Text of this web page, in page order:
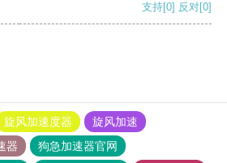
支持[0] 反对[0]
旋风加速度器
旋风加速
器
狗急加速器官网